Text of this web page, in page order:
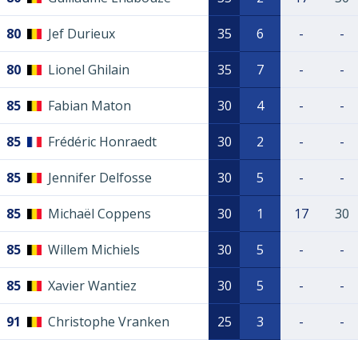
80 Jef Durieux 35 6 - -
80 Lionel Ghilain 35 7 - -
85 Fabian Maton 30 4 - -
85 Frédéric Honraedt 30 2 - -
85 Jennifer Delfosse 30 5 - -
85 Michaël Coppens 30 1 17 30
85 Willem Michiels 30 5 - -
85 Xavier Wantiez 30 5 - -
91 Christophe Vranken 25 3 - -